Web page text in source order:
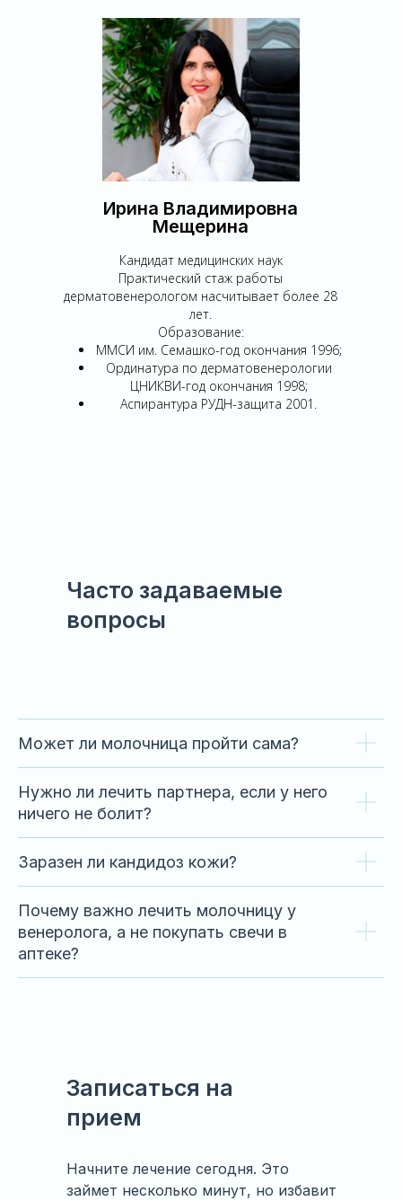
Ирина Владимировна
Мещерина
Кандидат медицинских наук
Практический стаж работы
дерматовенерологом насчитывает более 28
лет.
Образование:
ММСИ им. Семашко-год окончания 1996;
Ординатура по дерматовенерологии
ЦНИКВИ-год окончания 1998;
Аспирантура РУДН-защита 2001.
Часто задаваемые
вопросы
Может ли молочница пройти сама?
Нужно ли лечить партнера, если у него
ничего не болит?
Заразен ли кандидоз кожи?
Почему важно лечить молочницу у
венеролога, а не покупать свечи в
аптеке?
Записаться на
прием
Начните лечение сегодня. Это
займет несколько минут, но избавит